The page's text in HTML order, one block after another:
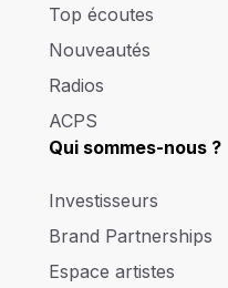
Top écoutes
Nouveautés
Radios
ACPS
Qui sommes-nous ?
Investisseurs
Brand Partnerships
Espace artistes